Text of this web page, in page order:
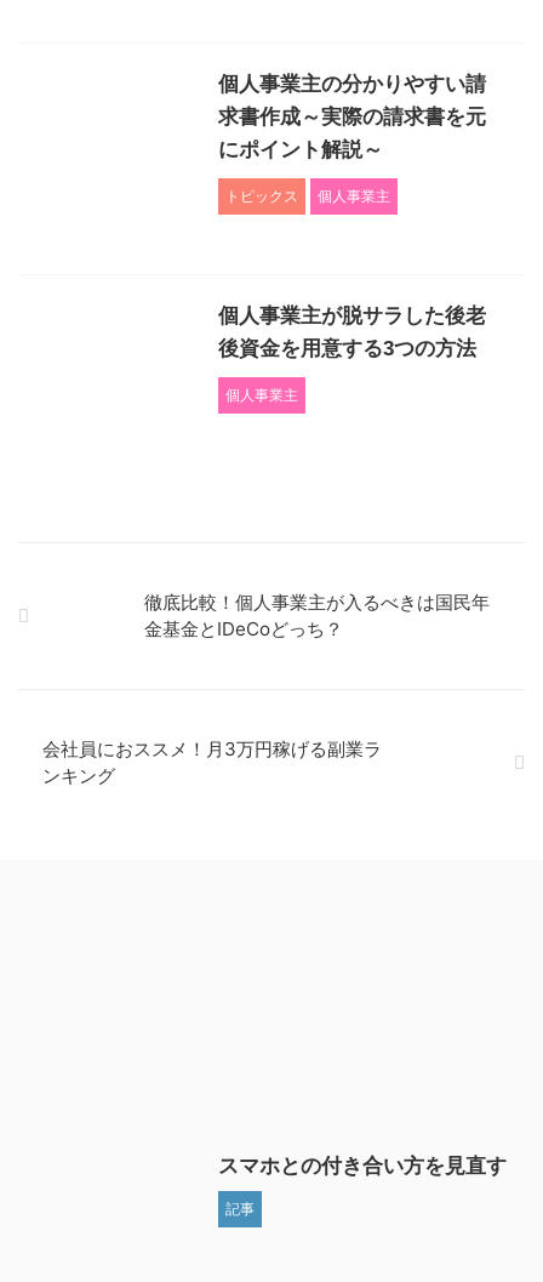
個人事業主の分かりやすい請
求書作成～実際の請求書を元
にポイント解説～
トピックス 個人事業主
個人事業主が脱サラした後老
後資金を用意する3つの方法
個人事業主
徹底比較！個人事業主が入るべきは国民年
金基金とIDeCoどっち？
会社員におススメ！月3万円稼げる副業ラ
ンキング
スマホとの付き合い方を見直す
記事